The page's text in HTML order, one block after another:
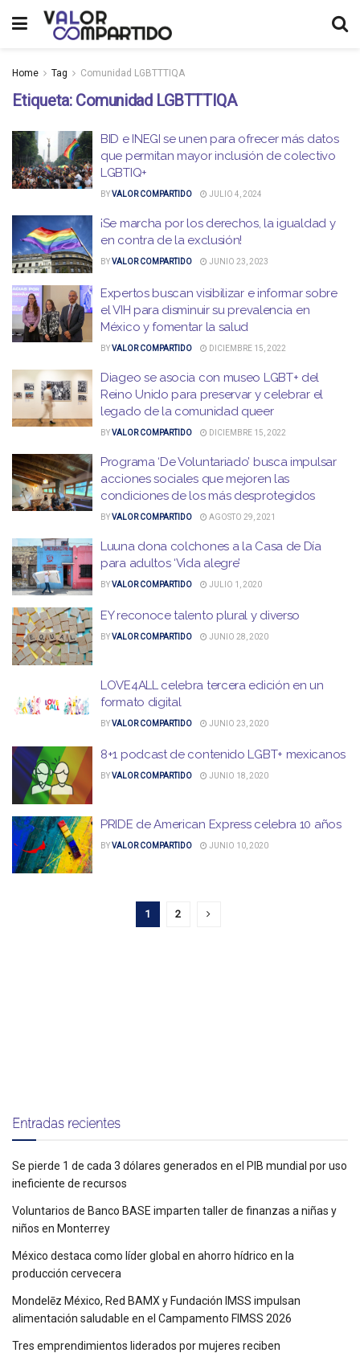
Home Tag Comunidad LGBTTTIQA
Etiqueta: Comunidad LGBTTTIQA
BID e INEGI se unen para ofrecer más datos
que permitan mayor inclusión de colectivo
LGBTIQ+
BYVALOR COMPARTIDO JULIO 4, 2024
¡Se marcha por los derechos, la igualdad y
en contra de la exclusión!
BYVALOR COMPARTIDO JUNIO 23, 2023
Expertos buscan visibilizar e informar sobre
el VIH para disminuir su prevalencia en
México y fomentar la salud
BYVALOR COMPARTIDO DICIEMBRE 15, 2022
Diageo se asocia con museo LGBT+ del
Reino Unido para preservar y celebrar el
legado de la comunidad queer
BYVALOR COMPARTIDO DICIEMBRE 15, 2022
Programa ‘De Voluntariado’ busca impulsar
acciones sociales que mejoren las
condiciones de los más desprotegidos
BYVALOR COMPARTIDO AGOSTO 29, 2021
Luuna dona colchones a la Casa de Día
para adultos ‘Vida alegre’
BYVALOR COMPARTIDO JULIO 1, 2020
EY reconoce talento plural y diverso
BYVALOR COMPARTIDO JUNIO 28, 2020
LOVE4ALL celebra tercera edición en un
formato digital
BYVALOR COMPARTIDO JUNIO 23, 2020
8+1 podcast de contenido LGBT+ mexicanos
BYVALOR COMPARTIDO JUNIO 18, 2020
PRIDE de American Express celebra 10 años
BYVALOR COMPARTIDO JUNIO 10, 2020
1 2
Entradas recientes
Se pierde 1 de cada 3 dólares generados en el PIB mundial por uso
ineficiente de recursos
Voluntarios de Banco BASE imparten taller de finanzas a niñas y
niños en Monterrey
México destaca como líder global en ahorro hídrico en la
producción cervecera
Mondelēz México, Red BAMX y Fundación IMSS impulsan
alimentación saludable en el Campamento FIMSS 2026
Tres emprendimientos liderados por mujeres reciben